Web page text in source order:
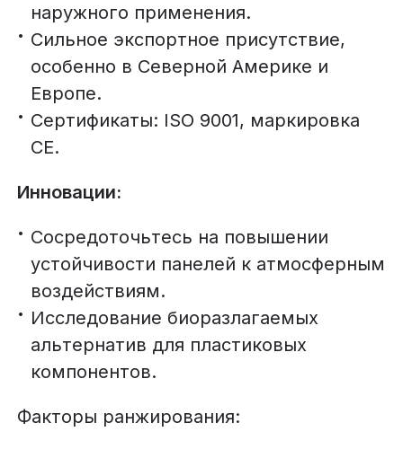
наружного применения.
Сильное экспортное присутствие,
особенно в Северной Америке и
Европе.
Сертификаты: ISO 9001, маркировка
CE.
Инновации:
Сосредоточьтесь на повышении
устойчивости панелей к атмосферным
воздействиям.
Исследование биоразлагаемых
альтернатив для пластиковых
компонентов.
Факторы ранжирования: